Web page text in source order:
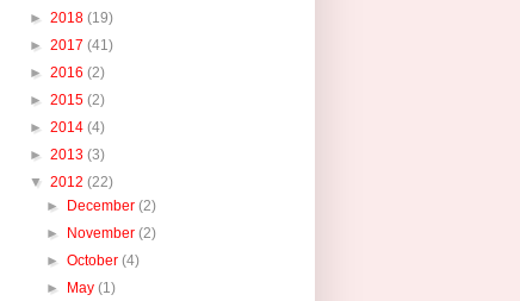
► 2018 (19)
► 2017 (41)
► 2016 (2)
► 2015 (2)
► 2014 (4)
► 2013 (3)
▼ 2012 (22)
► December(2)
► November(2)
►October(4)
► May(1)